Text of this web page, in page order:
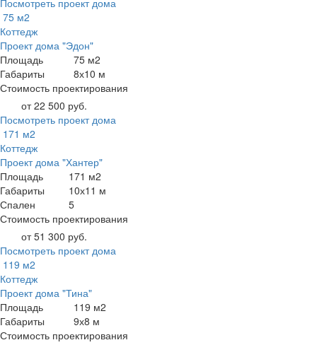
Посмотреть проект дома
75 м2
Коттедж
Проект дома "Эдон"
Площадь
75 м2
Габариты
8х10 м
Стоимость проектирования
от 22 500 руб.
Посмотреть проект дома
171 м2
Коттедж
Проект дома "Хантер"
Площадь
171 м2
Габариты
10х11 м
Спален
5
Стоимость проектирования
от 51 300 руб.
Посмотреть проект дома
119 м2
Коттедж
Проект дома "Тина"
Площадь
119 м2
Габариты
9х8 м
Стоимость проектирования